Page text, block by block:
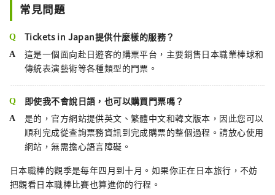
常見問題
Tickets in Japan提供什麼樣的服務？
這是一個面向赴日遊客的購票平台，主要銷售日本職業棒球和
傳統表演藝術等各種類型的門票。
即使我不會說日語，也可以購買門票嗎？
是的，官方網站提供英文、繁體中文和韓文版本，因此您可以
順利完成從查詢票務資訊到完成購票的整個過程。請放心使用
網站，無需擔心語言障礙。
日本職棒的觀季是每年四月到十月。如果你正在日本旅行，不妨
把觀看日本職棒比賽也算進你的行程。